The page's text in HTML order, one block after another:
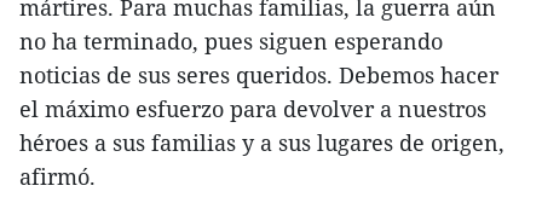
mártires. Para muchas familias, la guerra aún
no ha terminado, pues siguen esperando
noticias de sus seres queridos. Debemos hacer
el máximo esfuerzo para devolver a nuestros
héroes a sus familias y a sus lugares de origen,
afirmó.